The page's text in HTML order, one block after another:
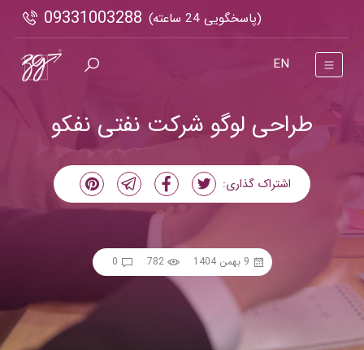
(پاسخگویی 24 ساعته) 09331003288
EN
طراحی لوگو شرکت نفتی نفکو
اشتراک گذاری:
9 بهمن 1404 782
0